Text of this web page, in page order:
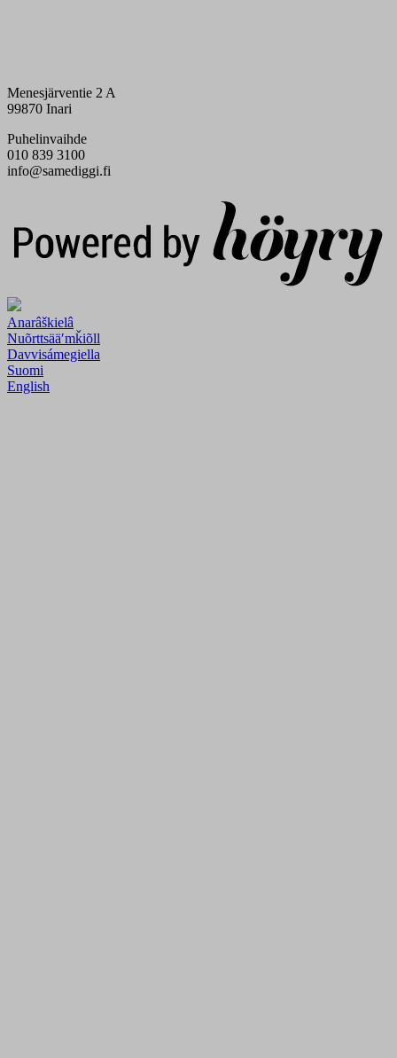
Menesjärventie 2 A
99870 Inari
Puhelinvaihde
010 839 3100
info@samediggi.fi
Anarâškielâ
Nuõrttsääʹmǩiõll
Davvisámegiella
Suomi
English